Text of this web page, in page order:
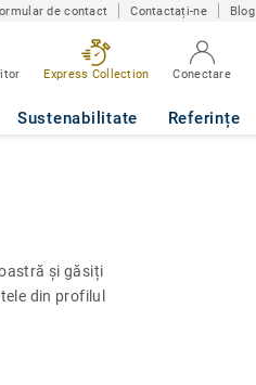
de contact Contactați-ne Blog
Express Collection Conectare
Sustenabilitate Referințe
și găsiți
din profilul